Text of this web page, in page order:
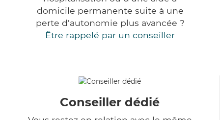
domicile permanente suite à une
perte d'autonomie plus avancée ?
Être rappelé par un conseiller
Conseiller dédié